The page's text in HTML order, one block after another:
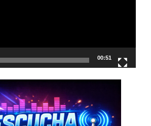
00:51